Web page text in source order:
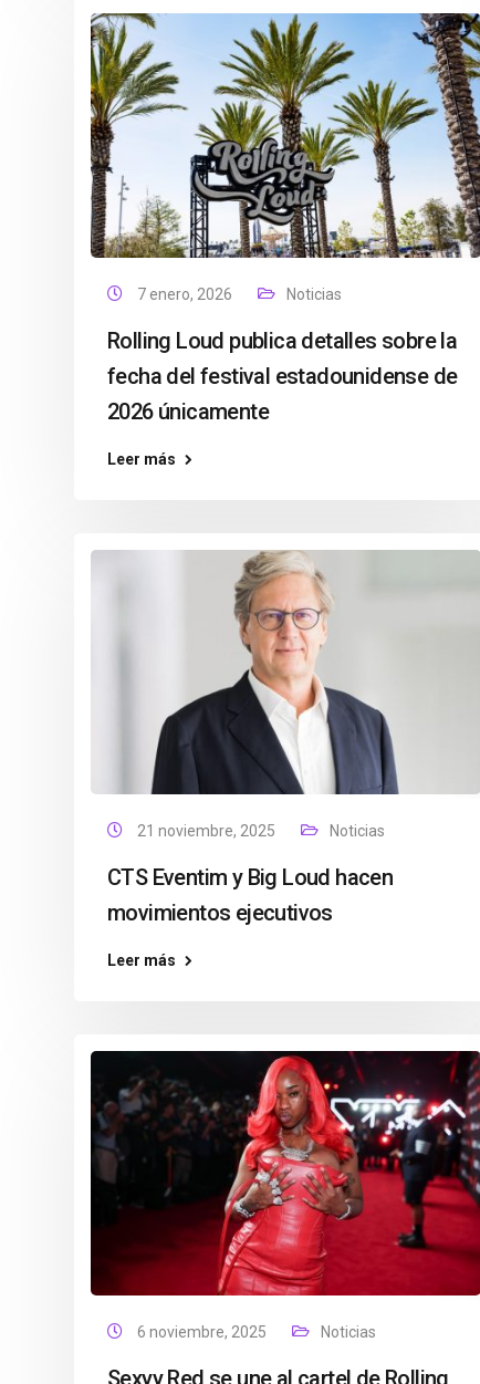
7 enero, 2026 Noticias
Rolling Loud publica detalles sobre la
fecha del festival estadounidense de
2026 únicamente
Leer más
21 noviembre, 2025 Noticias
CTS Eventim y Big Loud hacen
movimientos ejecutivos
Leer más
6 noviembre, 2025 Noticias
Sexyy Red se une al cartel de Rolling